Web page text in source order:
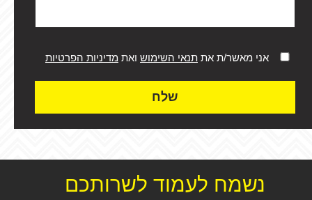
אני מאשר/ת את תנאי השימוש ואת מדיניות הפרטיות
שלח
נשמח לעמוד לשרותכם